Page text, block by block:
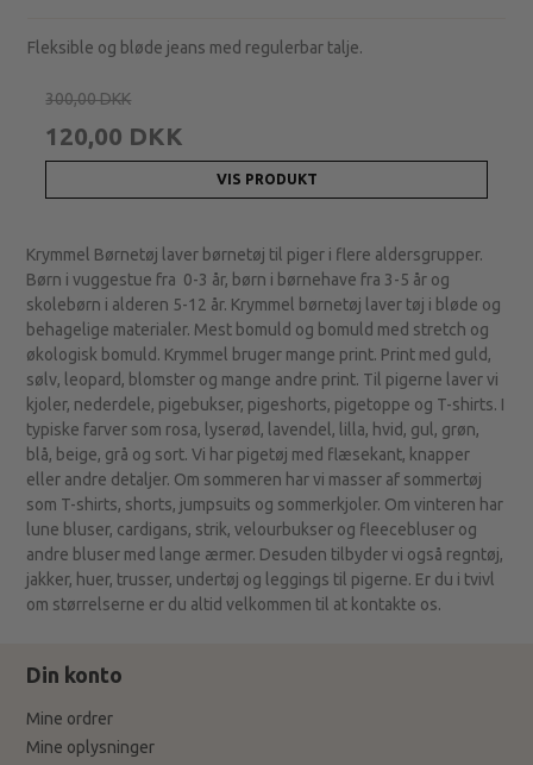
Fleksible og bløde jeans med regulerbar talje.
300,00 DKK
120,00 DKK
VIS PRODUKT
Krymmel Børnetøj laver børnetøj til piger i flere aldersgrupper.
Børn i vuggestue fra 0-3 år, børn i børnehave fra 3-5 år og
skolebørn i alderen 5-12 år. Krymmel børnetøj laver tøj i bløde og
behagelige materialer. Mest bomuld og bomuld med stretch og
økologisk bomuld. Krymmel bruger mange print. Print med guld,
sølv, leopard, blomster og mange andre print. Til pigerne laver vi
kjoler, nederdele, pigebukser, pigeshorts, pigetoppe og T-shirts. I
typiske farver som rosa, lyserød, lavendel, lilla, hvid, gul, grøn,
blå, beige, grå og sort. Vi har pigetøj med flæsekant, knapper
eller andre detaljer. Om sommeren har vi masser af sommertøj
som T-shirts, shorts, jumpsuits og sommerkjoler. Om vinteren har
lune bluser, cardigans, strik, velourbukser og fleecebluser og
andre bluser med lange ærmer. Desuden tilbyder vi også regntøj,
jakker, huer, trusser, undertøj og leggings til pigerne. Er du i tvivl
om størrelserne er du altid velkommen til at kontakte os.
Din konto
Mine ordrer
Mine oplysninger